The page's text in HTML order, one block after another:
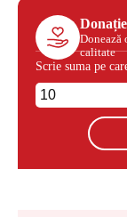
Donează
calitate
Scrie suma pe